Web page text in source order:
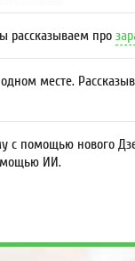
рассказываем про
месте.
с помощью нового
ИИ.